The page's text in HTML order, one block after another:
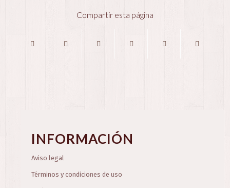
Compartir esta página
INFORMACIÓN
Aviso legal
Términos y condiciones de uso